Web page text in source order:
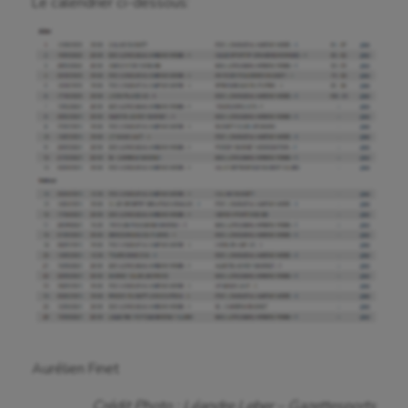
Gymnastique
Gymnastique rythmique
Haltérophilie
Handisport
Jeux Olympiques et Paralympiques
Kayak-polo
Korfbal
Aurélien Finet